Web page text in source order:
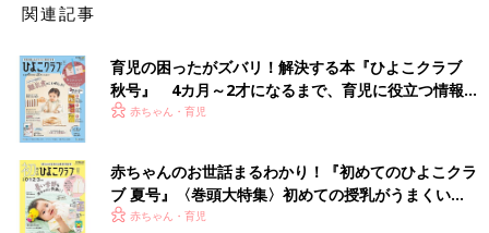
関連記事
育児の困ったがズバリ！解決する本『ひよこクラブ
秋号』 4カ月～2才になるまで、育児に役立つ情報が
いっぱい！
赤ちゃん・育児
赤ちゃんのお世話まるわかり！『初めてのひよこクラ
ブ 夏号』〈巻頭大特集〉初めての授乳がうまくい
く！ おっぱい・ミルクの基本と夏のトラブル 解決テ
赤ちゃん・育児